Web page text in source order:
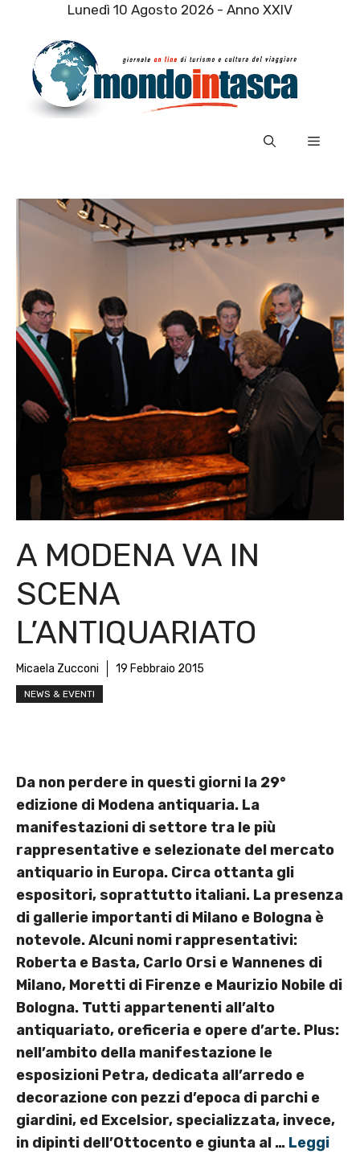
contenuto
Lunedì 10 Agosto 2026 - Anno XXIV
Menu
A MODENA VA IN
SCENA
L’ANTIQUARIATO
Micaela Zucconi 19 Febbraio 2015
NEWS & EVENTI
Da non perdere in questi giorni la 29°
edizione di Modena antiquaria. La
manifestazioni di settore tra le più
rappresentative e selezionate del mercato
antiquario in Europa. Circa ottanta gli
espositori, soprattutto italiani. La presenza
di gallerie importanti di Milano e Bologna è
notevole. Alcuni nomi rappresentativi:
Roberta e Basta, Carlo Orsi e Wannenes di
Milano, Moretti di Firenze e Maurizio Nobile di
Bologna. Tutti appartenenti all’alto
antiquariato, oreficeria e opere d’arte. Plus:
nell’ambito della manifestazione le
esposizioni Petra, dedicata all’arredo e
decorazione con pezzi d’epoca di parchi e
giardini, ed Excelsior, specializzata, invece,
in dipinti dell’Ottocento e giunta al … Leggi